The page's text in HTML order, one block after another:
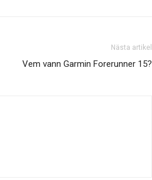
Nästa artikel
Vem vann Garmin Forerunner 15?